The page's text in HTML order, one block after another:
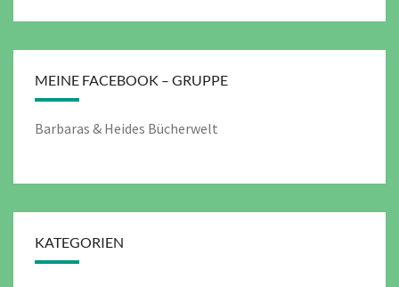
MEINE FACEBOOK – GRUPPE
Barbaras & Heides Bücherwelt
KATEGORIEN